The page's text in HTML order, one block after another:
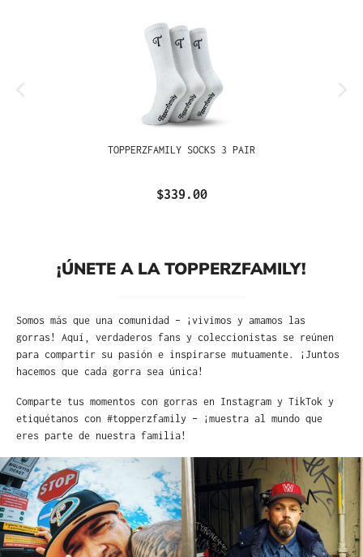
TOPPERZFAMILY SOCKS 3 PAIR
$339.00
¡ÚNETE A LA TOPPERZFAMILY!
Somos más que una comunidad – ¡vivimos y amamos las
gorras! Aquí, verdaderos fans y coleccionistas se reúnen
para compartir su pasión e inspirarse mutuamente. ¡Juntos
hacemos que cada gorra sea única!
Comparte tus momentos con gorras en Instagram y TikTok y
etiquétanos con #topperzfamily – ¡muestra al mundo que
eres parte de nuestra familia!